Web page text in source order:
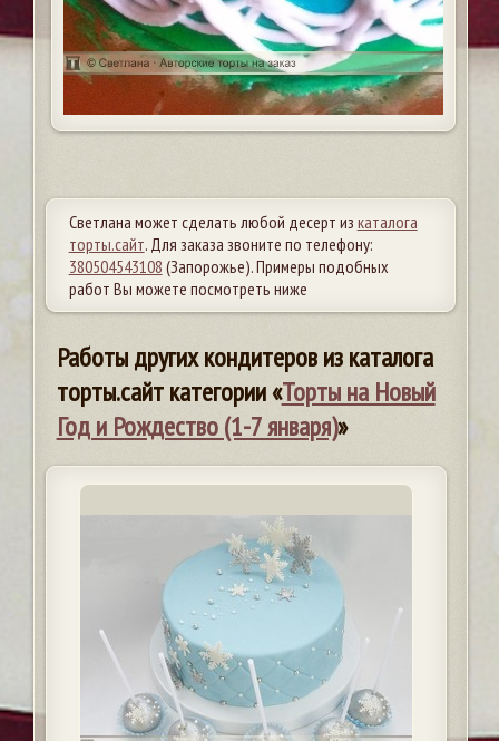
Светлана может сделать любой десерт из каталога
торты.сайт. Для заказа звоните по телефону:
380504543108 (Запорожье). Примеры подобных
работ Вы можете посмотреть ниже
Работы других кондитеров из каталога
торты.сайт категории «Торты на Новый
Год и Рождество (1-7 января)»